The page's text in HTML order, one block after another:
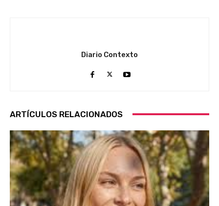
Diario Contexto
ARTÍCULOS RELACIONADOS